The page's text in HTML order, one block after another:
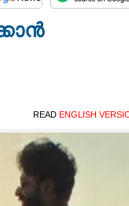
READ ENGLISH